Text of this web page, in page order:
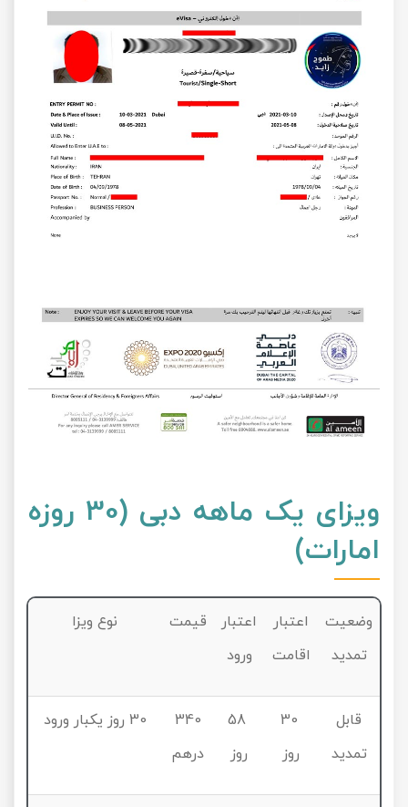
ویزای یک ماهه دبی (30 روزه
امارات)
وضعیت
تمدید
اعتبار
اقامت
اعتبار
ورود
قیمت نوع ویزا
قابل
تمدید
30
روز
58
روز
340
درهم
30 روز یکبار ورود